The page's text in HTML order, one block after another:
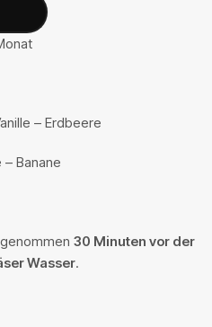
– Erdbeere
Banane
30 Minuten vor der
Wasser.